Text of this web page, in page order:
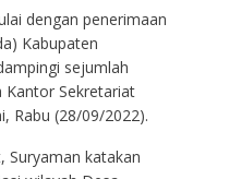
dengan penerimaan
Kabupaten
sejumlah
Kantor Sekretariat
Rabu (28/09/2022).
Suryaman katakan